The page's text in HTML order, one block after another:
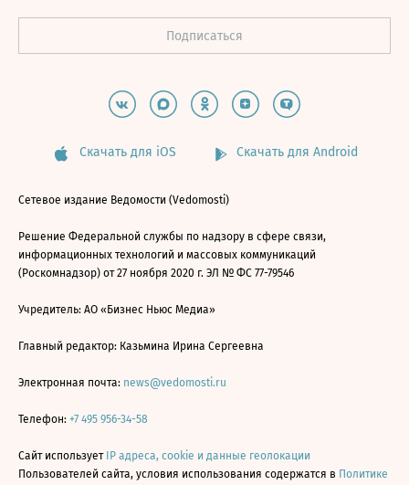
Скачать для iOS Скачать для Android
Сетевое издание Ведомости (Vedomosti)
Решение Федеральной службы по надзору в сфере связи,
информационных технологий и массовых коммуникаций
(Роскомнадзор) от 27 ноября 2020 г. ЭЛ № ФС 77-79546
Учредитель: АО «Бизнес Ньюс Медиа»
Главный редактор: Казьмина Ирина Сергеевна
Электронная почта: news@vedomosti.ru
Телефон: +7 495 956-34-58
Сайт использует IP адреса, cookie и данные геолокации
Пользователей сайта, условия использования содержатся в Политике